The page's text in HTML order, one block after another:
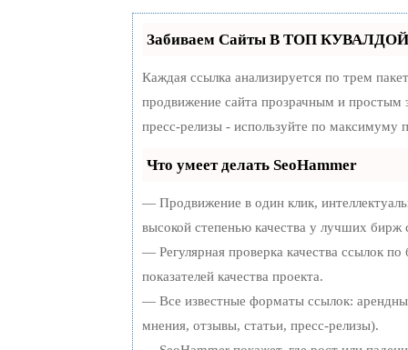
Забиваем Сайты В ТОП КУВАЛДОЙ
Каждая ссылка анализируется по трем
продвижение сайта прозрачным и простым
пресс-релизы - используйте по максимуму
Что умеет делать SeoHammer
— Продвижение в один клик,
высокой степенью качества у лучших бирж
— Регулярная проверка качества ссылок
показателей качества проекта.
— Все известные форматы ссылок:
мнения, отзывы, статьи, пресс-релизы).